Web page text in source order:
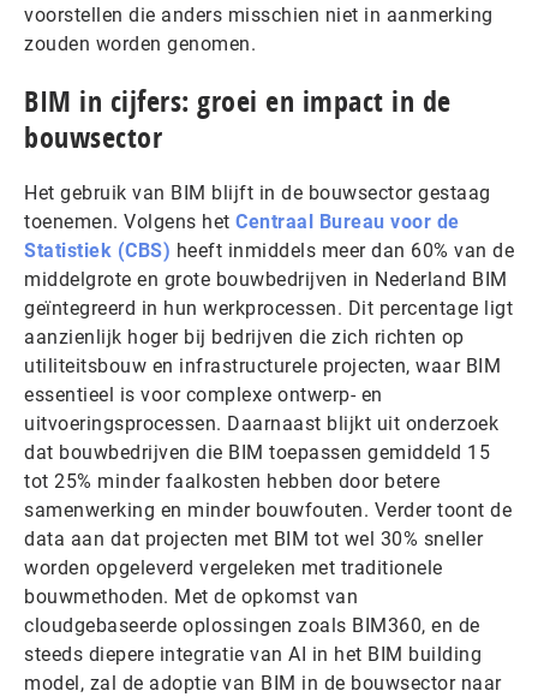
voorstellen die anders misschien niet in aanmerking
zouden worden genomen.
BIM in cijfers: groei en impact in de
bouwsector
Het gebruik van BIM blijft in de bouwsector gestaag
toenemen. Volgens het Centraal Bureau voor de
Statistiek (CBS) heeft inmiddels meer dan 60% van de
middelgrote en grote bouwbedrijven in Nederland BIM
geïntegreerd in hun werkprocessen. Dit percentage ligt
aanzienlijk hoger bij bedrijven die zich richten op
utiliteitsbouw en infrastructurele projecten, waar BIM
essentieel is voor complexe ontwerp- en
uitvoeringsprocessen. Daarnaast blijkt uit onderzoek
dat bouwbedrijven die BIM toepassen gemiddeld 15
tot 25% minder faalkosten hebben door betere
samenwerking en minder bouwfouten. Verder toont de
data aan dat projecten met BIM tot wel 30% sneller
worden opgeleverd vergeleken met traditionele
bouwmethoden. Met de opkomst van
cloudgebaseerde oplossingen zoals BIM360, en de
steeds diepere integratie van AI in het BIM building
model, zal de adoptie van BIM in de bouwsector naar